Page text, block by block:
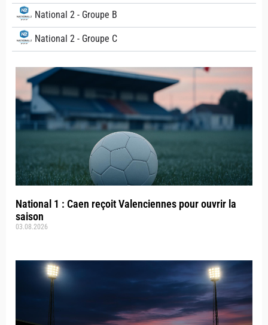
National 2 - Groupe B
National 2 - Groupe C
National 1 : Caen reçoit Valenciennes pour ouvrir la
saison
03.08.2026